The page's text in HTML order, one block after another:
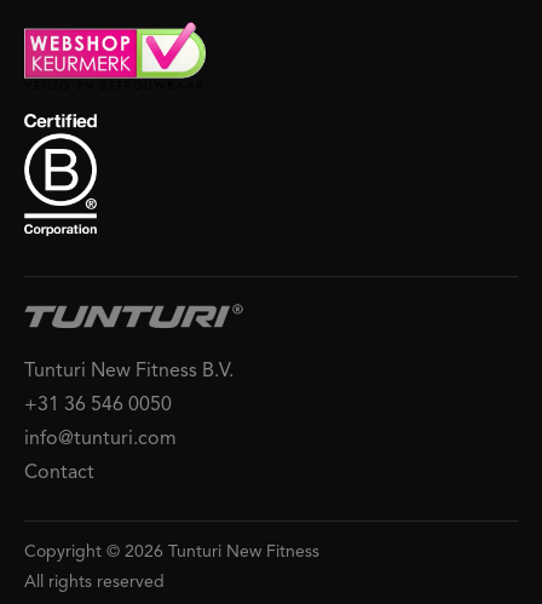
Tunturi New Fitness B.V.
+31 36 546 0050
info@tunturi.com
Contact
Copyright © 2026 Tunturi New Fitness
All rights reserved